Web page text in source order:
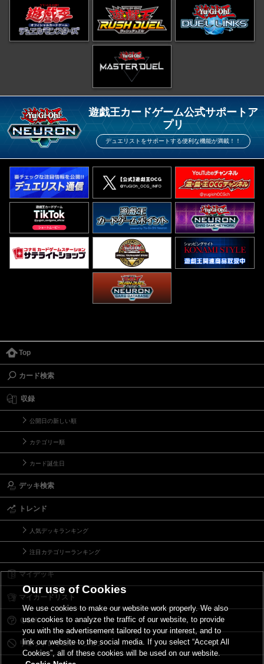
遊戯王カードゲーム公式サポートア
プリ
デュエリストをサポートする便利な機能が満載！！
Top
カード検索
収録
公開日の新しい順
カテゴリー順
カード誕生日
デッキ検索
トレンド
人気デッキランキング
注目カテゴリーランキング
マイデッキ
マイカードリスト
Ｑ＆Ａ
リミットレギュレーション
Our use of Cookies
We use cookies to make our website work properly. We also
use cookies to analyze the traffic of our website, to provide
you with the advertisement tailored to your interest, and to
link our website to the social media. If you select “Accept All
Cookies”, all of these cookies will be used on our website.